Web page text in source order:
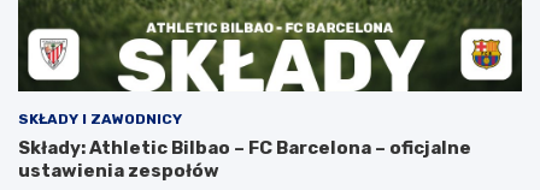
SKŁADY I ZAWODNICY
Składy: Athletic Bilbao – FC Barcelona – oficjalne
ustawienia zespołów